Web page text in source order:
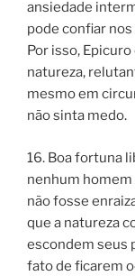
ansiedade
pode confiar
Por isso,
natureza,
mesmo em
não sinta medo.
16. Boa fortuna
nenhum homem
não fosse
que a natureza
escondem seus
fato de ficarem